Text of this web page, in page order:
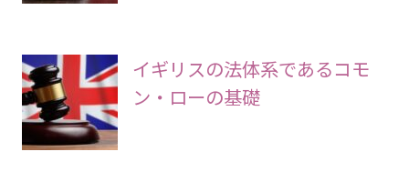
イギリスの法体系であるコモ
ン・ローの基礎